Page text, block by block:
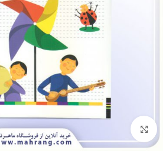
بزرگنمایی تصویر